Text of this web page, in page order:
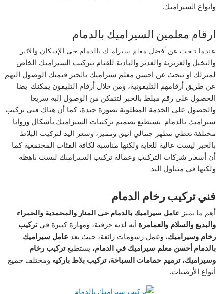
وأنواع السيراميك.
ارقام معلمين السيراميك بالدمام
عندما تبحث عن أفضل معلم سيراميك بالدمام حى الإسكان والأثير
والنخيل والعزيزية والغدير والبادية للقيام بتركيب السيراميك الخاص
لمنزلك او تبحث عن احسن معلم سيراميك بالخبر قيمتك الوصول اليهم
عن طريق أرقامهم التليفونية، ومن خلال أرقام التليفون يمكنك ايضا
الحصول على رقم مبلط بالخبر لتتمكن من الوصول إليه سريعا
والحصول على الخدمة المطلوبة بصورة جيدة، كما أن هناك فني تركيب
سيراميك بالدمام يستطيع تصميم تركيبات السيراميك بأشكال وزوايا
مختلفة تعطي مظهر جمالي انيق ومميز، وسعر اليد لتركيب البلاط
بالخبر ليست عالية للغاية ولكنها مناسبة لكافة الفئات المجتمعية كما
أن أسعار شركات التركيب وعمالة تركيب السيراميك ليست باهظة
ولكنها في متناول اليد.
فني تركيب رخام الدمام
أهم ما يميز عامل سيراميك بالدمام حى المنار والمحمدية والحمراء
والبديع والسلام والعمامرة أنه لديه حرفية، ومهارة كبيرة فيتركيب
رخام وسيراميك، وعمل رسومات رائعة، حيث يعد عامل سيراميك
بالدمام أحسن معلم سيراميك في الدمام، يستطيعتركيب رخام
وسيراميك، ترميم حمامات السباحة، تركيب بلاط باركيه ومختلف جميع
أنواع الأرضيات.